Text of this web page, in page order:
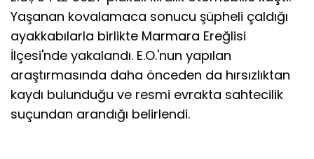
Yaşanan kovalamaca sonucu şüpheli çaldığı
ayakkabılarla birlikte Marmara Ereğlisi
İlçesi'nde yakalandı. E.O.'nun yapılan
araştırmasında daha önceden da hırsızlıktan
kaydı bulunduğu ve resmi evrakta sahtecilik
suçundan arandığı belirlendi.